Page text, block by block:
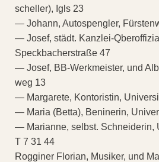
scheller), Igls 23
— Johann, Autospengler,
— Josef, städt. Kanzlei-
Speckbacherstraße 47
— Josef, BB-Werkmeister, und
weg 13
— Margarete, Kontoristin,
— Maria (Betta), Beninerin,
— Marianne, selbst. Schneiderin,
T 7 31 44
Rogginer Florian, Musiker, und